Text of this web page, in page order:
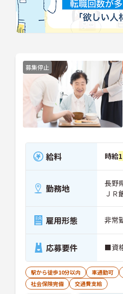
募集停止
給料 時給
勤務地
長野
ＪＲ
雇用形態 非常
応募要件 ■資
駅から徒歩10分以内 車通勤可
社会保険完備
交通費支給